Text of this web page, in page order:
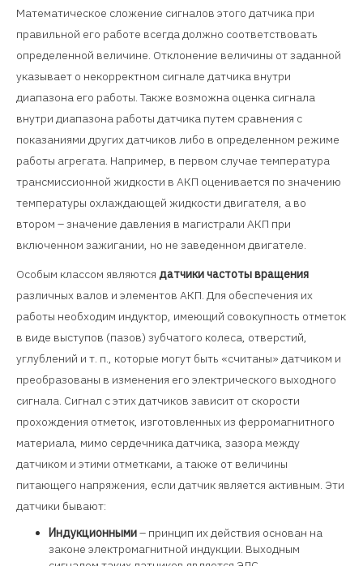
Математическое сложение сигналов этого датчика при
правильной его работе всегда должно соответствовать
определенной величине. Отклонение величины от заданной
указывает о некорректном сигнале датчика внутри
диапазона его работы. Также возможна оценка сигнала
внутри диапазона работы датчика путем сравнения с
показаниями других датчиков либо в определенном режиме
работы агрегата. Например, в первом случае температура
трансмиссионной жидкости в АКП оценивается по значению
температуры охлаждающей жидкости двигателя, а во
втором – значение давления в магистрали АКП при
включенном зажигании, но не заведенном двигателе.
Особым классом являются датчики частоты вращения
различных валов и элементов АКП. Для обеспечения их
работы необходим индуктор, имеющий совокупность отметок
в виде выступов (пазов) зубчатого колеса, отверстий,
углублений и т. п., которые могут быть «считаны» датчиком и
преобразованы в изменения его электрического выходного
сигнала. Сигнал с этих датчиков зависит от скорости
прохождения отметок, изготовленных из ферромагнитного
материала, мимо сердечника датчика, зазора между
датчиком и этими отметками, а также от величины
питающего напряжения, если датчик является активным. Эти
датчики бывают:
Индукционными– принцип их действия основан на
законе электромагнитной индукции. Выходным